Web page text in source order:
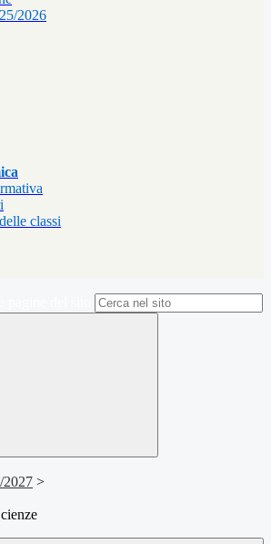
2026
classi
2027 >